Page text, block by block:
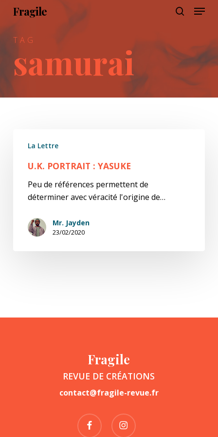
Skip
main
content
Fragile Menu
TAG
samurai
Portrait
La Lettre
U.K. PORTRAIT : YASUKE
Peu de références permettent de
déterminer avec véracité l'origine de…
Mr. Jayden
23/02/2020
Fragile
REVUE DE CRÉATIONS
contact@fragile-revue.fr
facebook instagram